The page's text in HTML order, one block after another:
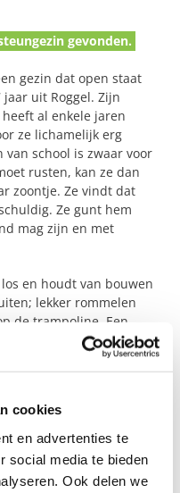
cookies
en advertenties te
social media te bieden
Ook delen we
gevonden.
gezin dat open staat
uit Roggel. Zijn
al enkele jaren
ze lichamelijk erg
school is zwaar voor
rusten, kan ze dan
zoontje. Ze vindt dat
Ze gunt hem
mag zijn en met
en houdt van bouwen
lekker rommelen
de trampoline. Een
zijn waar hij
kwijt kan, terwijl
zich bezwaard te